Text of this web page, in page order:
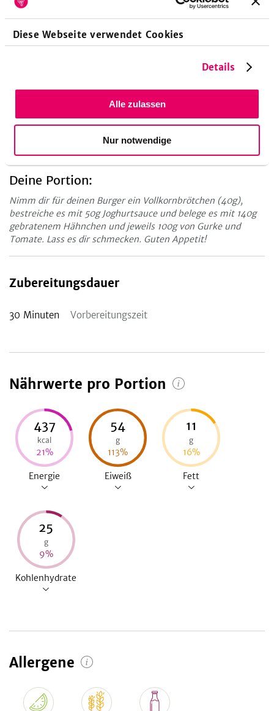
Diese Webseite verwendet Cookies
Details
Alle zulassen
Nur notwendige
Deine Portion:
Nimm dir für deinen Burger ein Vollkornbrötchen (40g),
bestreiche es mit 50g Joghurtsauce und belege es mit 140g
gebratenem Hähnchen und jeweils 100g von Gurke und
Tomate. Lass es dir schmecken. Guten Appetit!
Zubereitungsdauer
30 Minuten Vorbereitungszeit
Nährwerte pro Portion
437
kcal
21%
Energie
54
g
113%
Eiweiß
11
g
16%
Fett
25
g
9%
Kohlenhydrate
Allergene